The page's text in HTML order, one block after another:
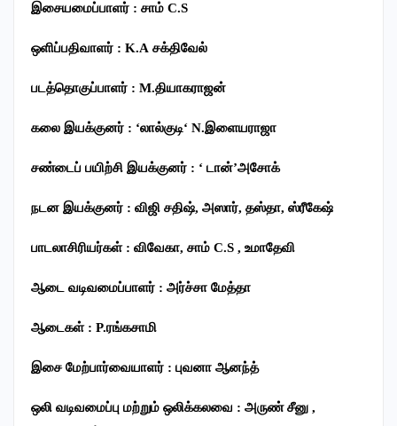
இசையமைப்பாளர் : சாம் C.S
ஒளிப்பதிவாளர் : K.A சக்திவேல்
படத்தொகுப்பாளர் : M.தியாகராஜன்
கலை இயக்குனர் : ‘லால்குடி‘ N.இளையராஜா
சண்டைப் பயிற்சி இயக்குனர் : ‘ டான்’அசோக்
நடன இயக்குனர் : விஜி சதிஷ், அஸார், தஸ்தா, ஸ்ரீகேஷ்
பாடலாசிரியர்கள் : விவேகா, சாம் C.S , உமாதேவி
ஆடை வடிவமைப்பாளர் : அர்ச்சா மேத்தா
ஆடைகள் : P.ரங்கசாமி
இசை மேற்பார்வையாளர் : புவனா ஆனந்த்
ஒலி வடிவமைப்பு மற்றும் ஒலிக்கலவை : அருண் சீனு ,